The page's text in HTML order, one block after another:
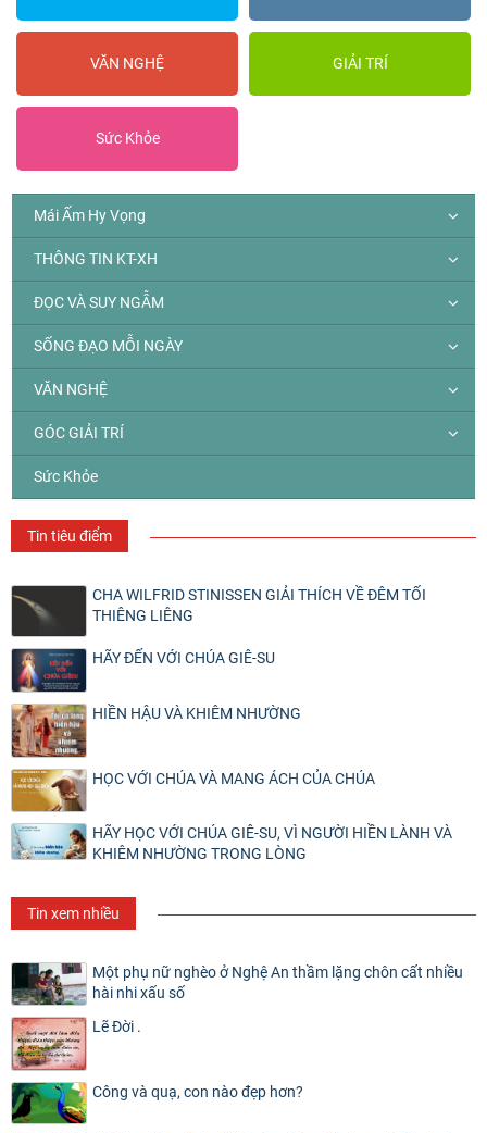
VĂN NGHỆ GIẢI TRÍ
Sức Khỏe
Mái Ấm Hy Vọng
THÔNG TIN KT-XH
ĐỌC VÀ SUY NGẪM
SỐNG ĐẠO MỖI NGÀY
VĂN NGHỆ
GÓC GIẢI TRÍ
Sức Khỏe
Tin tiêu điểm
CHA WILFRID STINISSEN GIẢI THÍCH VỀ ĐÊM TỐI
THIÊNG LIÊNG
HÃY ĐẾN VỚI CHÚA GIÊ-SU
HIỀN HẬU VÀ KHIÊM NHƯỜNG
HỌC VỚI CHÚA VÀ MANG ÁCH CỦA CHÚA
HÃY HỌC VỚI CHÚA GIÊ-SU, VÌ NGƯỜI HIỀN LÀNH VÀ
KHIÊM NHƯỜNG TRONG LÒNG
Tin xem nhiều
Một phụ nữ nghèo ở Nghệ An thầm lặng chôn cất nhiều
hài nhi xấu số
Lẽ Đời .
Công và quạ, con nào đẹp hơn?